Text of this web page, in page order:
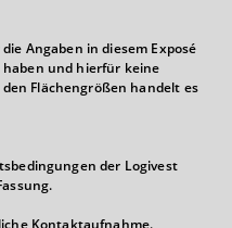
Angaben in diesem Exposé
und hierfür keine
Flächengrößen handelt es
der Logivest
Kontaktaufnahme.